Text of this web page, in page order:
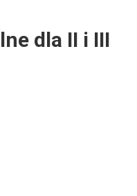
dla II i III